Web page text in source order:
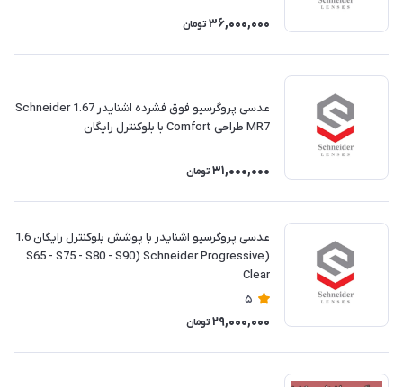
36,000,000 تومان
عدسی پروگرسیو فوق فشرده اشنایدر Schneider 1.67
MR7 طراحی Comfort با بلوکنترل رایگان
31,000,000 تومان
عدسی پروگرسیو اشنایدر با پوشش بلوکنترل رایگان 1.6
(S65 - S75 - S80 - S90) Schneider Progressive
Clear
5
29,000,000 تومان